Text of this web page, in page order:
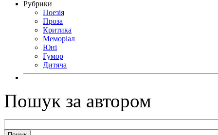
Рубрики
Поезія
Проза
Критика
Меморіал
Юні
Гумор
Дитяча
Пошук за автором